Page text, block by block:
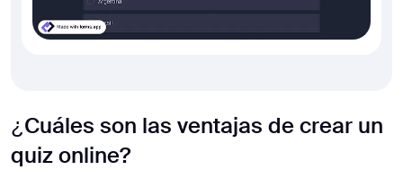
¿Cuáles son las ventajas de crear un
quiz online?